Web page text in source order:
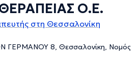
Ο.Ε.
στη Θεσσαλονίκη
ΓΕΡΜΑΝΟΥ 8, Θεσσαλονίκη, Νομός